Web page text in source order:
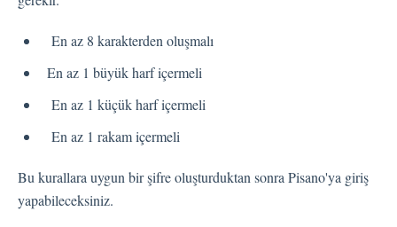
En az 8 karakterden oluşmalı
En az 1 büyük harf içermeli
En az 1 küçük harf içermeli
En az 1 rakam içermeli
Bu kurallara uygun bir şifre oluşturduktan sonra Pisano'ya giriş
yapabileceksiniz.